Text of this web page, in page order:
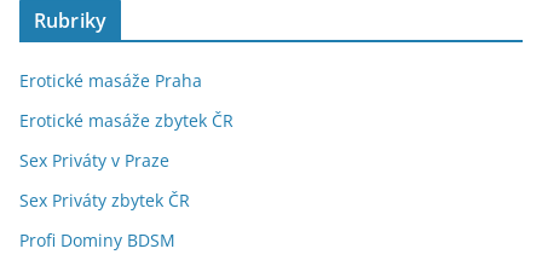
Rubriky
Erotické masáže Praha
Erotické masáže zbytek ČR
Sex Priváty v Praze
Sex Priváty zbytek ČR
Profi Dominy BDSM